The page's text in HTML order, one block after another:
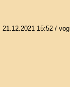
21.12.2021 15:52/ vog